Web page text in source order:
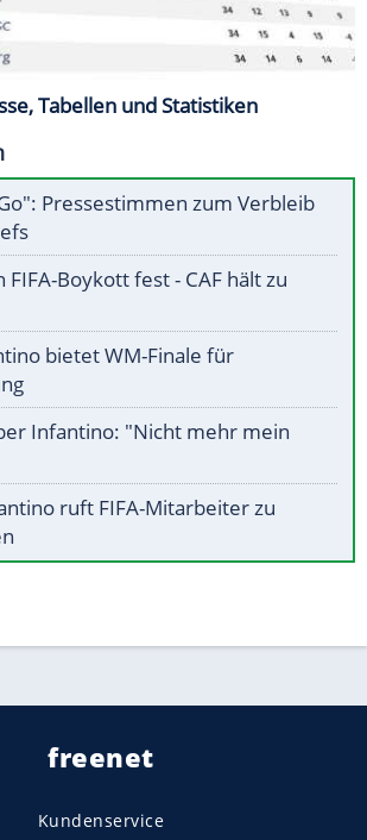
Tabellen und Statistiken
Pressestimmen zum Verbleib
FIFA-Boykott fest - CAF hält zu
bietet WM-Finale für
Infantino: "Nicht mehr mein
ruft FIFA-Mitarbeiter zu
freenet
Kundenservice